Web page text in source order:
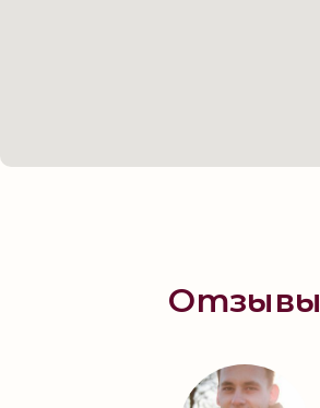
Отзывы